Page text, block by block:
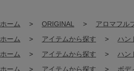
ホーム > ORIGINAL > アロマフル
ホーム
> アイテムから探す > ハン
ホーム
> アイテムから探す > ハン
ホーム
> アイテムから探す > ボデ